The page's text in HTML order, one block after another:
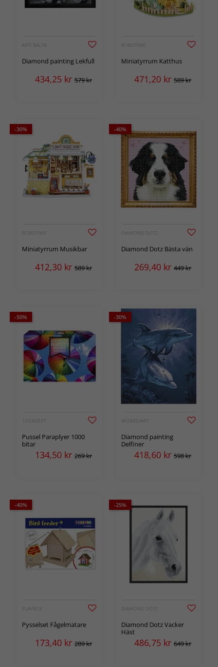
ARTI BALTA
Diamond painting Lekfull
434,25 kr 579 kr
ROBOTIME
Miniatyrrum Katthus
471,20 kr 589 kr
-30%
ROBOTIME
Miniatyrrum Musikbar
412,30 kr 589 kr
-40%
DIAMOND DOTZ
Diamond Dotz Bästa vän
269,40 kr 449 kr
-50%
1CONZEPT
Pussel Paraplyer 1000
bitar
134,50 kr 269 kr
-30%
WIZARDIART
Diamond painting
Delfiner
418,60 kr 598 kr
-40%
PLAYBOX
Pysselset Fågelmatare
173,40 kr 289 kr
-25%
DIAMOND DOTZ
Diamond Dotz Vacker
Häst
486,75 kr 649 kr